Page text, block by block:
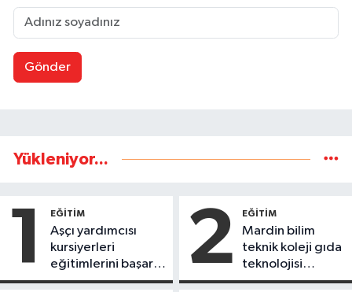
Gönder
Yükleniyor...
1 EĞİTİM
Aşçı yardımcısı
kursiyerleri
eğitimlerini başarı
ile tamamladı
2 EĞİTİM
Mardin bilim
teknik koleji gıda
teknolojisi
öğrencileri